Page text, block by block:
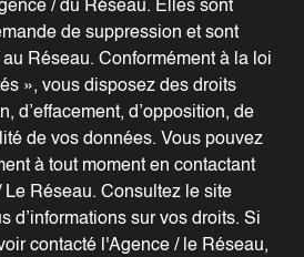
/ du Réseau. Elles sont
de suppression et sont
Réseau. Conformément à la loi
», vous disposez des droits
d’effacement, d’opposition, de
de vos données. Vous pouvez
à tout moment en contactant
Le Réseau. Consultez le site
d’informations sur vos droits. Si
contacté l'Agence / le Réseau,